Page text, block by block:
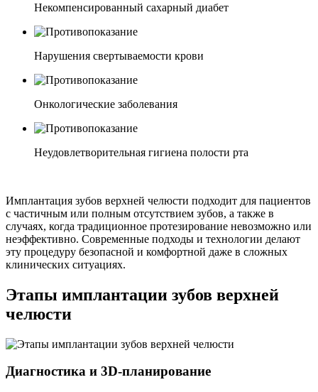
Некомпенсированный сахарный диабет
Нарушения свертываемости крови
Онкологические заболевания
Неудовлетворительная гигиена полости рта
Имплантация зубов верхней челюсти подходит для пациентов
с частичным или полным отсутствием зубов, а также в
случаях, когда традиционное протезирование невозможно или
неэффективно. Современные подходы и технологии делают
эту процедуру безопасной и комфортной даже в сложных
клинических ситуациях.
Этапы имплантации зубов верхней
челюсти
Диагностика и 3D-планирование